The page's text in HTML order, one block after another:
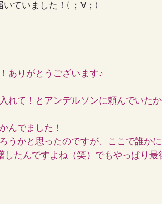
ていました！( ；∀；)
ありがとうございます♪
れて！とアンデルソンに頼んでいた
んでました！
うかと思ったのですが、ここで誰か
たんですよね（笑）でもやっぱり最